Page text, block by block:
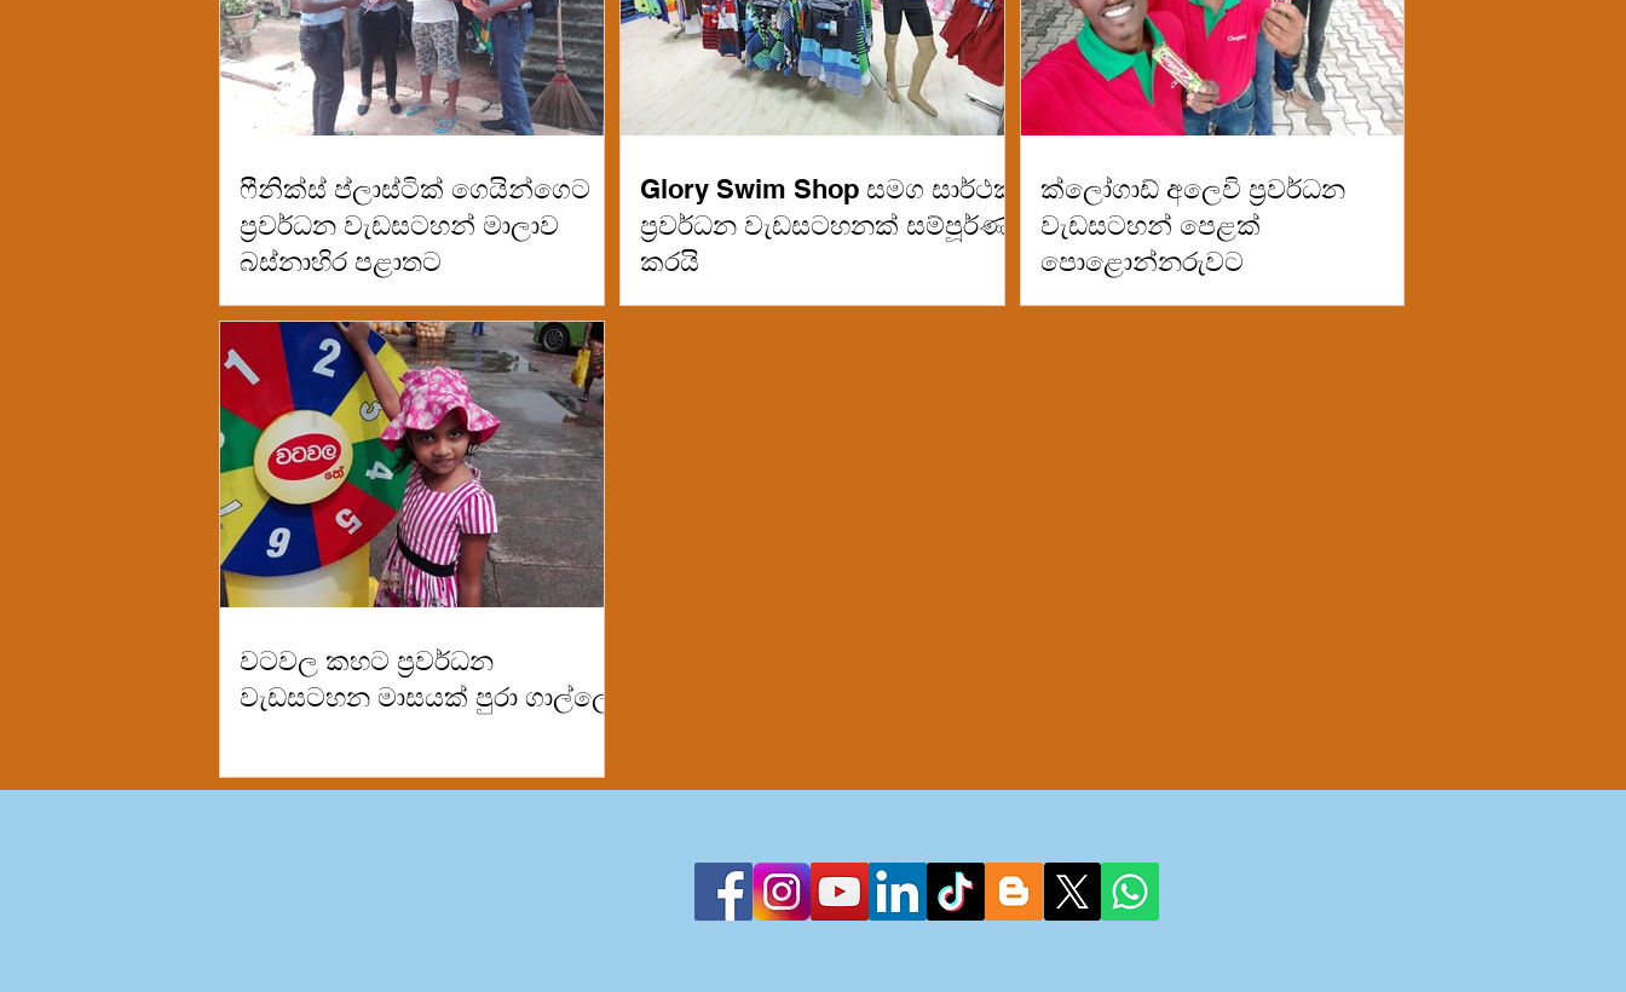
ෆීනික්ස් ප්ලාස්ටික් ගෙයින්ගෙට
ප්‍රවර්ධන වැඩසටහන් මාලාව
බස්නාහිර පළාතට
Glory Swim Shop සමග සාර්ථක
ප්‍රවර්ධන වැඩසටහනක් සම්පූර්ණ
කරයි
ක්ලෝගාඩ් අලෙවි ප්‍රවර්ධන
වැඩසටහන් පෙළක්
පොළොන්නරුවට
වටවල කහට ප්‍රවර්ධන
වැඩසටහන මාසයක් පුරා ගාල්ලේ